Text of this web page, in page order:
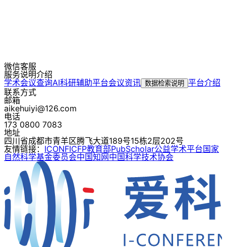
微信客服
服务说明介绍
学术会议查询AI科研辅助平台会议资讯 数据检索说明 平台介绍
联系方式
邮箱
aikehuiyi@126.com
电话
173 0800 7083
地址
四川省成都市青羊区腾飞大道189号15栋2层202号
友情链接： ICONFICFP教育部PubScholar公益学术平台国家
自然科学基金委员会中国知网中国科学技术协会